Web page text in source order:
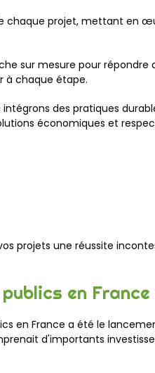
chaque projet, mettant en
sur mesure pour
à chaque étape.
des pratiques
économiques et
projets une réussite
en
en France a été le
d'importants